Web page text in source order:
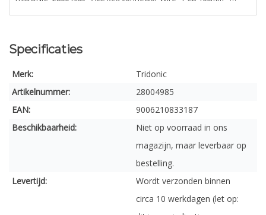
Specificaties
Merk:
Tridonic
Artikelnummer:
28004985
EAN:
9006210833187
Beschikbaarheid:
Niet op voorraad in ons
magazijn, maar leverbaar op
bestelling.
Levertijd:
Wordt verzonden binnen
circa 10 werkdagen (let op: